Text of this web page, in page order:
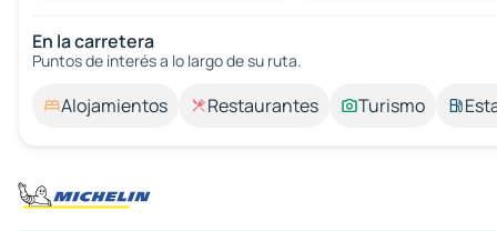
En la carretera
Puntos de interés a lo largo de su ruta.
Alojamientos Restaurantes Turismo